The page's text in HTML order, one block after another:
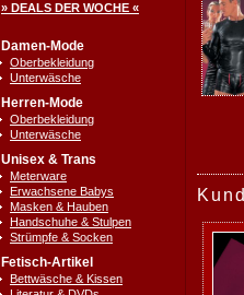
» DEALS DER WOCHE «
Damen-Mode
Oberbekleidung
Unterwäsche
Herren-Mode
Oberbekleidung
Unterwäsche
Unisex & Trans
Meterware
Erwachsene Babys
Masken & Hauben
Handschuhe & Stulpen
Strümpfe & Socken
Fetisch-Artikel
Bettwäsche & Kissen